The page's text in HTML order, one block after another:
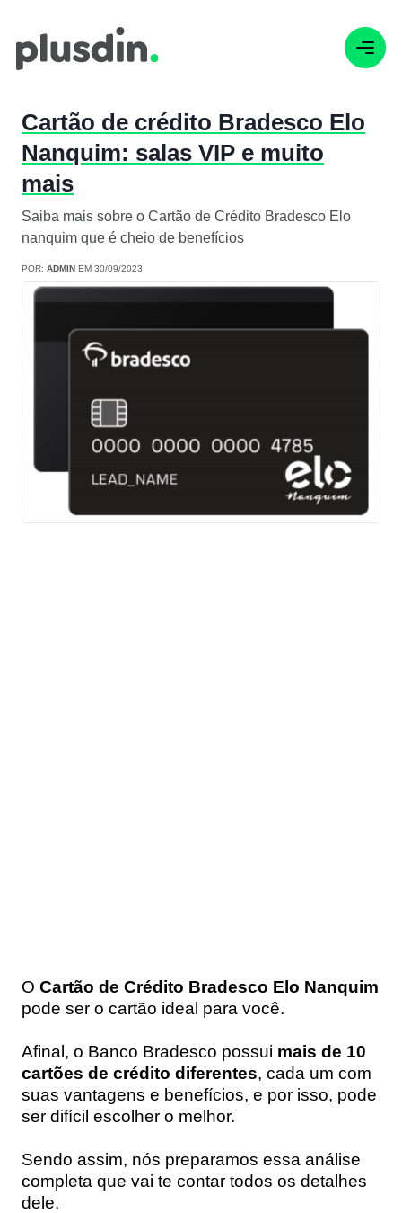
Cartão de crédito Bradesco Elo
Nanquim: salas VIP e muito
mais
Saiba mais sobre o Cartão de Crédito Bradesco Elo
nanquim que é cheio de benefícios
POR: ADMIN EM 30/09/2023
O Cartão de Crédito Bradesco Elo Nanquim
pode ser o cartão ideal para você.
Afinal, o Banco Bradesco possui mais de 10
cartões de crédito diferentes, cada um com
suas vantagens e benefícios, e por isso, pode
ser difícil escolher o melhor.
Sendo assim, nós preparamos essa análise
completa que vai te contar todos os detalhes
dele.